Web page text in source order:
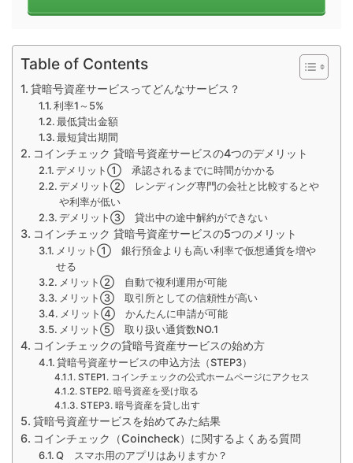
Table of Contents
貸暗号資産サービスってどんなサービス？
利率1～5%
最低貸出金額
最短貸出期間
コインチェック 貸暗号資産サービスの4つのデメリット
デメリット① 承認されるまでに時間がかかる
デメリット② レンディング専門の会社と比較するとや
や利率が低い
デメリット③ 貸出中の途中解約ができない
コインチェック 貸暗号資産サービスの5つのメリット
メリット① 銀行預金よりも高い利率で仮想通貨を増や
せる
メリット② 自動で複利運用が可能
メリット③ 取引所としての信頼性が高い
メリット④ かんたんに申請が可能
メリット⑤ 取り扱い通貨数NO.1
コインチェックの貸暗号資産サービスの始め方
貸暗号資産サービスの申込方法（STEP3）
STEP1. コインチェックの公式ホームページにアクセス
STEP2. 暗号資産を受け取る
STEP3. 暗号資産を貸し出す
貸暗号資産サービスを始めてみた結果
コインチェック（Coincheck）に関するよくある質問
Q スマホ用のアプリはありますか？